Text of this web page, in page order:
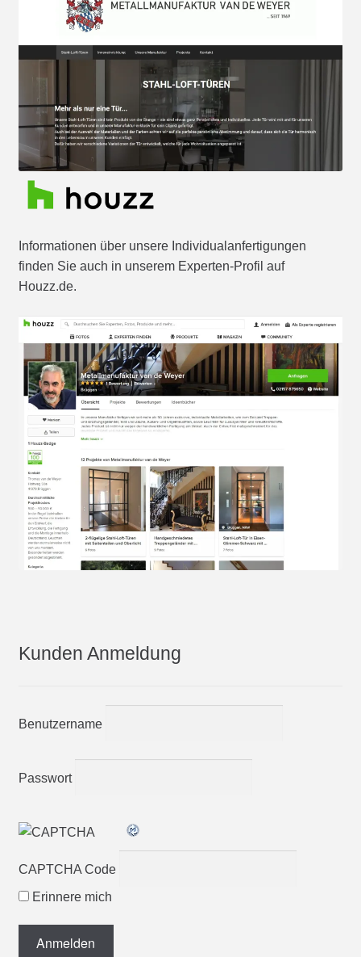
Informationen über unsere Individualanfertigungen
finden Sie auch in unserem Experten-Profil auf
Houzz.de.
Kunden Anmeldung
Benutzername
Passwort
CAPTCHA Code
Erinnere mich